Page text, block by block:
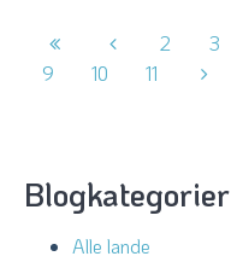
2 3
9
10 11
Blogkategorier
Alle lande